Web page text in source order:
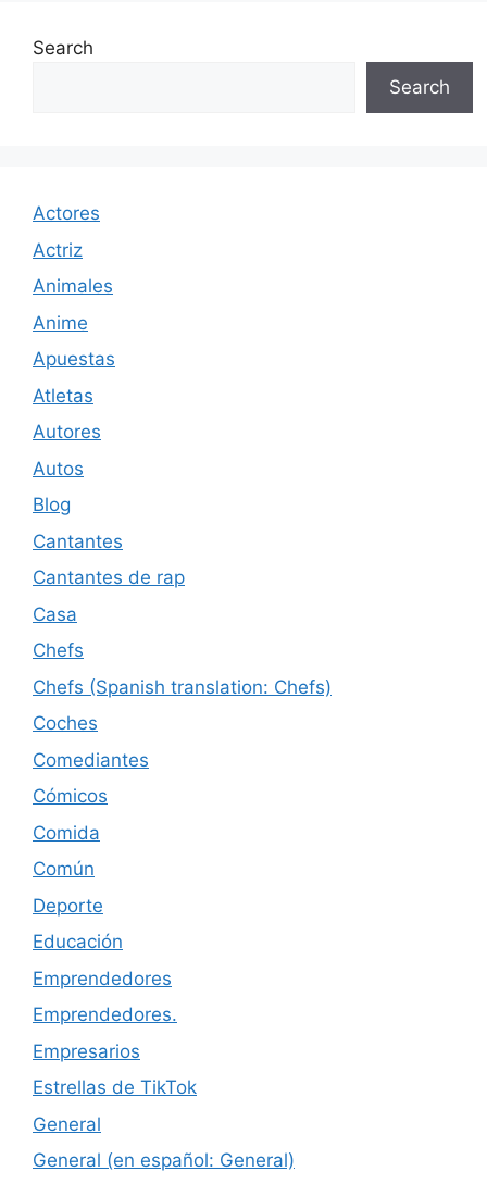
Search
Search
Actores
Actriz
Animales
Anime
Apuestas
Atletas
Autores
Autos
Blog
Cantantes
Cantantes de rap
Casa
Chefs
Chefs (Spanish translation: Chefs)
Coches
Comediantes
Cómicos
Comida
Común
Deporte
Educación
Emprendedores
Emprendedores.
Empresarios
Estrellas de TikTok
General
General (en español: General)